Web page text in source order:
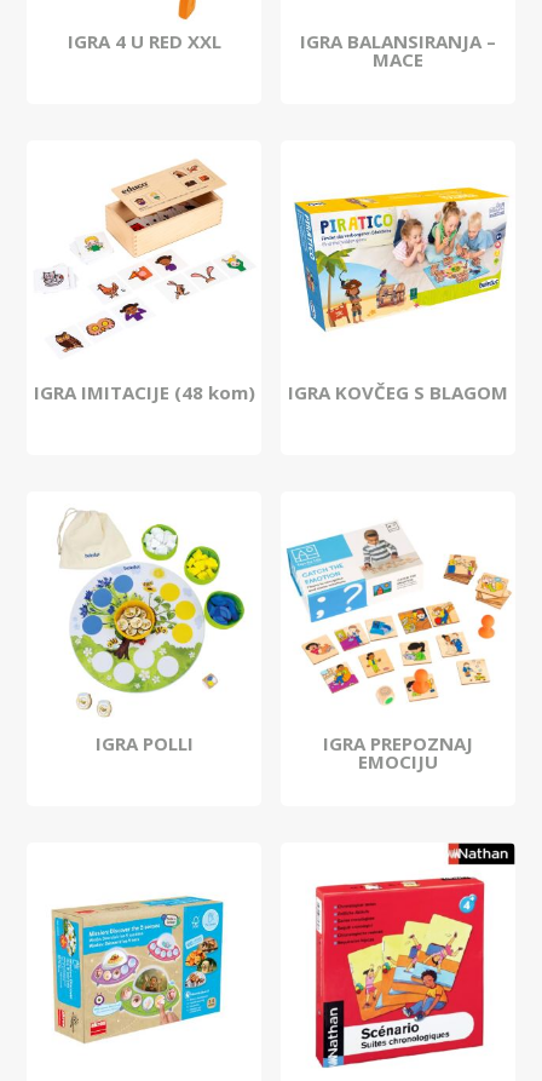
IGRA 4 U RED XXL IGRA BALANSIRANJA –
MACE
IGRA IMITACIJE (48 kom) IGRA KOVČEG S BLAGOM
IGRA POLLI IGRA PREPOZNAJ
EMOCIJU